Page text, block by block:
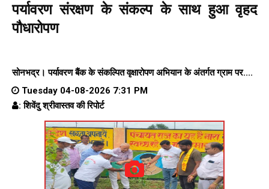
पर्यावरण संरक्षण के संकल्प के साथ हुआ वृहद
पौधारोपण
सोनभद्र। पर्यावरण बैंक के संकल्पित वृक्षारोपण अभियान के अंतर्गत ग्राम पर....
Tuesday 04-08-2026 7:31 PM
: शिवेंदु श्रीवास्तव की रिपोर्ट